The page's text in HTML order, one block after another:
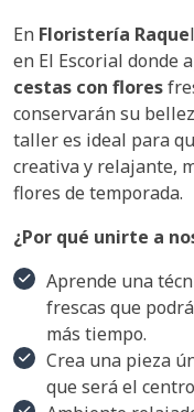
En Floristería Raque
en El Escorial donde
cestas con flores
conservarán su
taller es ideal para
creativa y relajante,
flores de temporada.
¿Por qué unirte a
Aprende una
frescas que
más tiempo.
Crea una pieza
que será el